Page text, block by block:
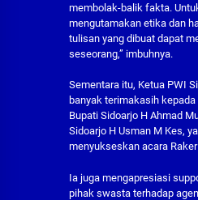
membolak-balik fakta.
mengutamakan etika dan
tulisan yang dibuat dapat
seseorang,” imbuhnya.
Sementara itu, Ketua PWI
banyak terimakasih
Bupati Sidoarjo H Ahmad
Sidoarjo H Usman M Kes,
menyukseskan acara
Ia juga mengapresiasi
pihak swasta terhadap